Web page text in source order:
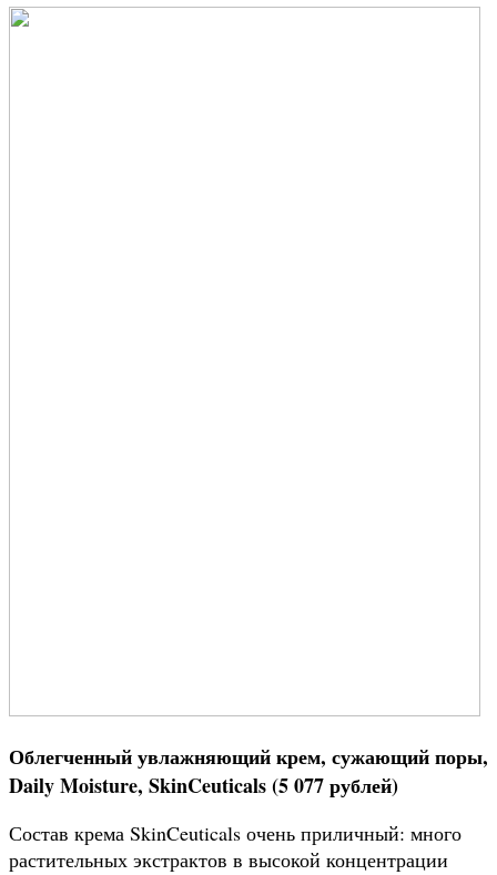
Облегченный увлажняющий крем, сужающий поры,
Daily Moisture, SkinCeuticals (5 077 рублей)
Состав крема SkinCeuticals очень приличный: много
растительных экстрактов в высокой концентрации